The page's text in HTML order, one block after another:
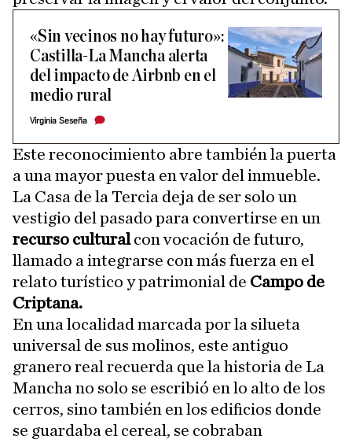
«Sin vecinos no hay futuro»:
Castilla-La Mancha alerta
del impacto de Airbnb en el
medio rural
Virginia Seseña
Este reconocimiento abre también la puerta
a una mayor puesta en valor del inmueble.
La Casa de la Tercia deja de ser solo un
vestigio del pasado para convertirse en un
recurso culturalcon vocación de futuro,
llamado a integrarse con más fuerza en el
relato turístico y patrimonial de Campo de
Criptana.
En una localidad marcada por la silueta
universal de sus molinos, este antiguo
granero real recuerda que la historia de La
Mancha no solo se escribió en lo alto de los
cerros, sino también en los edificios donde
se guardaba el cereal, se cobraban